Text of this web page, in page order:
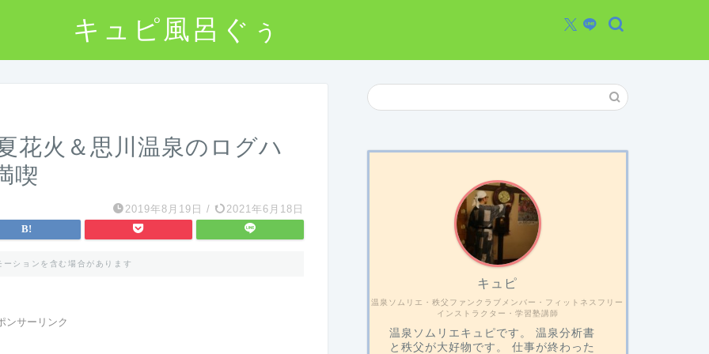
キュピ風呂ぐぅ
花火＆思川温泉のログハ
喫
2019年8月19日 / 2021年6月18日
ーションを含む場合があります
ンサーリンク
温泉ソムリエ・秩父ファンクラブメンバー・フィットネスフリー
インストラクター・学習塾講師
キュピ
温泉ソムリエキュピです。 温泉分析書
と秩父が大好物です。 仕事が終わった